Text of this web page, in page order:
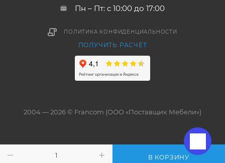
В КОРЗИНУ
Пн – Пт: с 10:00 до 17:00
ПОЛИТИКА КОНФИДЕНЦИАЛЬНОСТИ
ПОЛУЧИТЬ РАСЧЁТ
2004 — 2026 © Francom (ООО «Поставщик Мебели»)